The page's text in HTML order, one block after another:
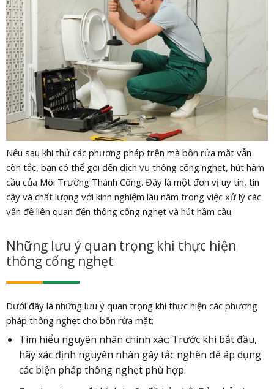
Nếu sau khi thử các phương pháp trên mà bồn rửa mặt vẫn
còn tắc, bạn có thể gọi đến dịch vụ thông cống nghẹt, hút hầm
cầu của Môi Trường Thành Công. Đây là một đơn vị uy tín, tin
cậy và chất lượng với kinh nghiệm lâu năm trong việc xử lý các
vấn đề liên quan đến thông cống nghẹt và hút hầm cầu.
Những lưu ý quan trọng khi thực hiện
thông cống nghẹt
Dưới đây là những lưu ý quan trọng khi thực hiện các phương
pháp thông nghẹt cho bồn rửa mặt:
Tìm hiểu nguyên nhân chính xác: Trước khi bắt đầu,
hãy xác định nguyên nhân gây tắc nghẽn để áp dụng
các biện pháp thông nghẹt phù hợp.